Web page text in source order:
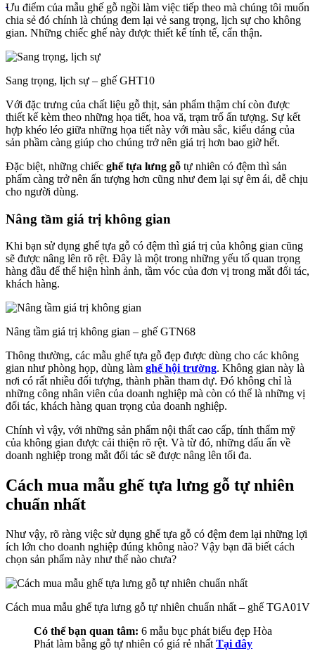
Ưu điểm của mẫu ghế gỗ ngồi làm việc tiếp theo mà chúng tôi muốn
chia sẻ đó chính là chúng đem lại vẻ sang trọng, lịch sự cho không
gian. Những chiếc ghế này được thiết kế tính tế, cẩn thận.
Sang trọng, lịch sự – ghế GHT10
Với đặc trưng của chất liệu gỗ thịt, sản phẩm thậm chí còn được
thiết kế kèm theo những họa tiết, hoa vă, trạm trổ ấn tượng. Sự kết
hợp khéo léo giữa những họa tiết này với màu sắc, kiểu dáng của
sản phầm càng giúp cho chúng trở nên giá trị hơn bao giờ hết.
Đặc biệt, những chiếc ghế tựa lưng gỗ tự nhiên có đệm thì sản
phẩm càng trở nên ấn tượng hơn cũng như đem lại sự êm ái, dễ chịu
cho người dùng.
Nâng tầm giá trị không gian
Khi bạn sử dụng ghế tựa gỗ có đệm thì giá trị của không gian cũng
sẽ được nâng lên rõ rệt. Đây là một trong những yếu tố quan trọng
hàng đầu để thể hiện hình ảnh, tầm vóc của đơn vị trong mắt đối tác,
khách hàng.
Nâng tầm giá trị không gian – ghế GTN68
Thông thường, các mẫu ghế tựa gỗ đẹp được dùng cho các không
gian như phòng họp, dùng làm ghế hội trường. Không gian này là
nơi có rất nhiều đối tượng, thành phần tham dự. Đó không chỉ là
những công nhân viên của doanh nghiệp mà còn có thể là những vị
đối tác, khách hàng quan trọng của doanh nghiệp.
Chính vì vậy, với những sản phẩm nội thất cao cấp, tính thẩm mỹ
của không gian được cải thiện rõ rệt. Và từ đó, những dấu ấn về
doanh nghiệp trong mắt đối tác sẽ được nâng lên tối đa.
Cách mua mẫu ghế tựa lưng gỗ tự nhiên
chuẩn nhất
Như vậy, rõ ràng việc sử dụng ghế tựa gỗ có đệm đem lại những lợi
ích lớn cho doanh nghiệp đúng không nào? Vậy bạn đã biết cách
chọn sản phẩm này như thế nào chưa?
Cách mua mẫu ghế tựa lưng gỗ tự nhiên chuẩn nhất – ghế TGA01V
Có thể bạn quan tâm: 6 mẫu bục phát biểu đẹp Hòa
Phát làm bằng gỗ tự nhiên có giá rẻ nhất Tại đây